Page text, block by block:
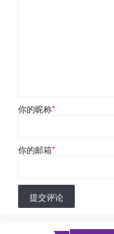
你的昵称*
你的邮箱*
提交评论